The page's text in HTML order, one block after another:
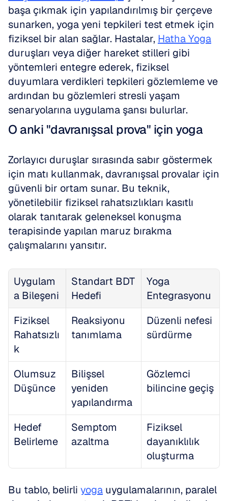
başa çıkmak için yapılandırılmış bir çerçeve
sunarken, yoga yeni tepkileri test etmek için
fiziksel bir alan sağlar. Hastalar, Hatha Yoga
duruşları veya diğer hareket stilleri gibi
yöntemleri entegre ederek, fiziksel
duyumlara verdikleri tepkileri gözlemleme ve
ardından bu gözlemleri stresli yaşam
senaryolarına uygulama şansı bulurlar.
O anki "davranışsal prova" için yoga
Zorlayıcı duruşlar sırasında sabır göstermek
için matı kullanmak, davranışsal provalar için
güvenli bir ortam sunar. Bu teknik,
yönetilebilir fiziksel rahatsızlıkları kasıtlı
olarak tanıtarak geleneksel konuşma
terapisinde yapılan maruz bırakma
çalışmalarını yansıtır.
Uygulam
a Bileşeni
Standart BDT
Hedefi
Yoga
Entegrasyonu
Fiziksel
Rahatsızlı
k
Reaksiyonu
tanımlama
Düzenli nefesi
sürdürme
Olumsuz
Düşünce
Bilişsel
yeniden
yapılandırma
Gözlemci
bilincine geçiş
Hedef
Belirleme
Semptom
azaltma
Fiziksel
dayanıklılık
oluşturma
Bu tablo, belirli yoga uygulamalarının, paralel